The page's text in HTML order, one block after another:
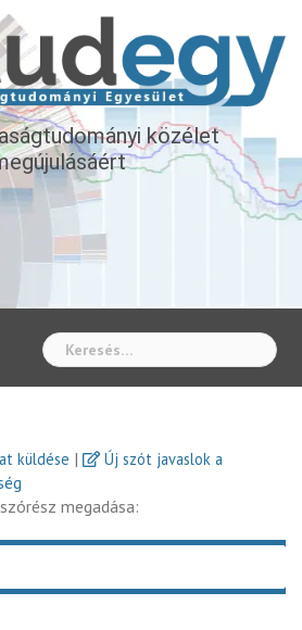
közélet
küldése |
Új szót javaslok a
megadása: